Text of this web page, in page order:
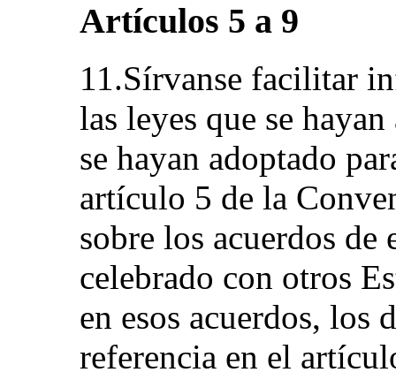
Artículos 5 a 9
11.Sírvanse facilitar
las leyes que se
se hayan adoptado
artículo 5 de la
sobre los acuerdos
celebrado con otros
en esos acuerdos, los
referencia en el